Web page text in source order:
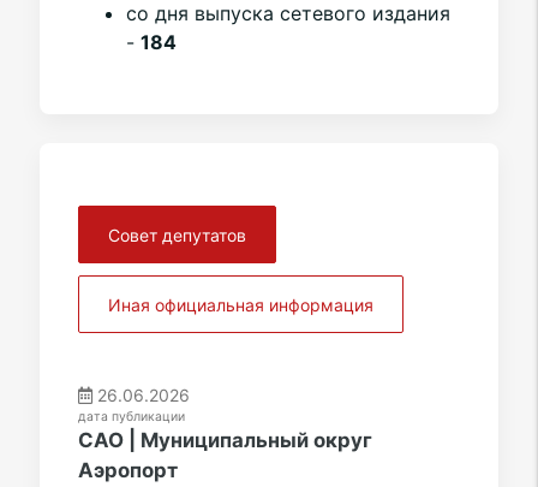
со дня выпуска сетевого издания
- 184
Совет депутатов
Иная официальная информация
26.06.2026
дата публикации
САО | Муниципальный округ
Аэропорт